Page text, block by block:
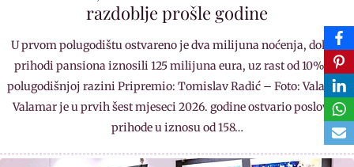
razdoblje prošle godine
U prvom polugodištu ostvareno je dva milijuna noćenja, dok su
prihodi pansiona iznosili 125 milijuna eura, uz rast od 10% na
polugodišnjoj razini Pripremio: Tomislav Radić – Foto: Valamar
Valamar je u prvih šest mjeseci 2026. godine ostvario poslovne
prihode u iznosu od 158…